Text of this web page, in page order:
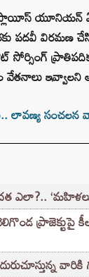
పదవీ విరమణ
వేతనాలు
లావణ్య సంచలన
ఎలా?..
వారికి